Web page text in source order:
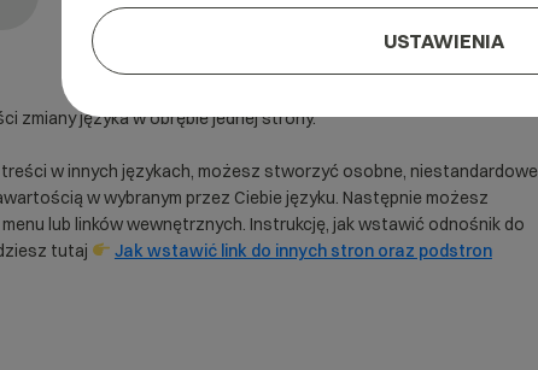
zmiany języka w obrębie jednej strony.
w innych językach, możesz stworzyć osobne, niestandardowe
w wybranym przez Ciebie języku. Następnie możesz
lub linków wewnętrznych. Instrukcję, jak wstawić odnośnik do
tutaj
Jak wstawić link do innych stron oraz podstron
USTAWIENIA